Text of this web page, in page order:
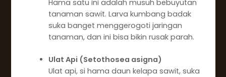
Hama satu ini adalah musuh bebuyutan
tanaman sawit. Larva kumbang badak
suka banget menggerogoti jaringan
tanaman, dan ini bisa bikin rusak parah.
Ulat Api (Setothosea asigna)
Ulat api, si hama daun kelapa sawit, suka